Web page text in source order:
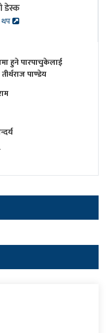
डेस्क
हुने पारपाचुकेलाई
पाण्डेय